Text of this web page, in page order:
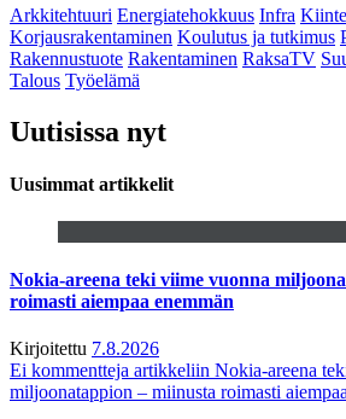
Arkkitehtuuri Energiatehokkuus Infra
Korjausrakentaminen Koulutus ja tutkimus
Rakennustuote Rakentaminen RaksaTV
Talous Työelämä
Uutisissa nyt
Uusimmat artikkelit
Nokia-areena teki viime vuonna
roimasti aiempaa enemmän
Kirjoitettu 7.8.2026
Ei kommentteja artikkeliin Nokia-areena
miljoonatappion – miinusta roimasti